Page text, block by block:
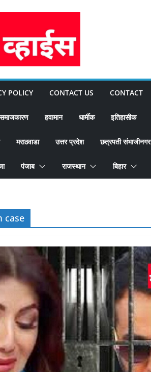
POLICY CONTACT US CONTACT
समाजकारण हवामान धार्मीक इतिहासीक
मराठवाडा उत्तर प्रदेश छत्रपती संभाजीनगर
पंजाब राजस्थान बिहार
case